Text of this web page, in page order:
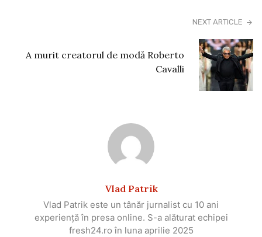
NEXT ARTICLE
A murit creatorul de modă Roberto
Cavalli
Vlad Patrik
Vlad Patrik este un tânăr jurnalist cu 10 ani
experiență în presa online. S-a alăturat echipei
fresh24.ro în luna aprilie 2025